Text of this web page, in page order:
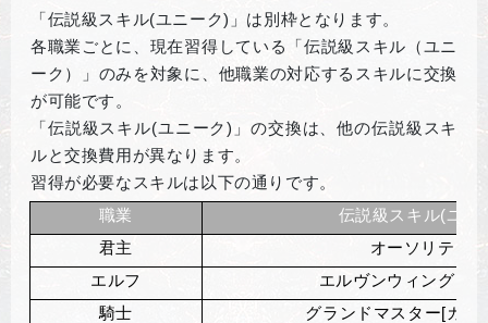
「伝説級スキル(ユニーク)」は別枠となります。
各職業ごとに、現在習得している「伝説級スキル（ユニ
ーク）」のみを対象に、他職業の対応するスキルに交換
が可能です。
「伝説級スキル(ユニーク)」の交換は、他の伝説級スキ
ルと交換費用が異なります。
習得が必要なスキルは以下の通りです。
職業
伝説級スキル(ユニ
君主
オーソリティ
エルフ
エルヴンウィングシ
騎士
グランドマスター[カウ